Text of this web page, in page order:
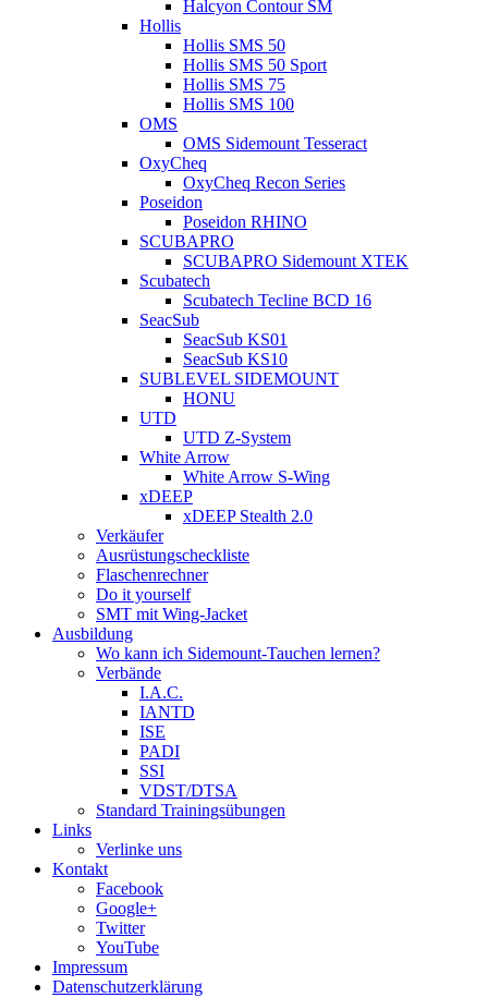
Halcyon Contour SM
Hollis
Hollis SMS 50
Hollis SMS 50 Sport
Hollis SMS 75
Hollis SMS 100
OMS
OMS Sidemount Tesseract
OxyCheq
OxyCheq Recon Series
Poseidon
Poseidon RHINO
SCUBAPRO
SCUBAPRO Sidemount XTEK
Scubatech
Scubatech Tecline BCD 16
SeacSub
SeacSub KS01
SeacSub KS10
SUBLEVEL SIDEMOUNT
HONU
UTD
UTD Z-System
White Arrow
White Arrow S-Wing
xDEEP
xDEEP Stealth 2.0
Verkäufer
Ausrüstungscheckliste
Flaschenrechner
Do it yourself
SMT mit Wing-Jacket
Ausbildung
Wo kann ich Sidemount-Tauchen lernen?
Verbände
I.A.C.
IANTD
ISE
PADI
SSI
VDST/DTSA
Standard Trainingsübungen
Links
Verlinke uns
Kontakt
Facebook
Google+
Twitter
YouTube
Impressum
Datenschutzerklärung